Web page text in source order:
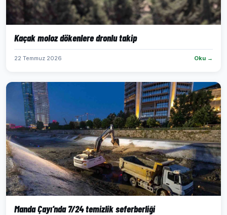
Kaçak moloz dökenlere dronlu takip
22 Temmuz 2026 Oku →
Manda Çayı’nda 7/24 temizlik seferberliği